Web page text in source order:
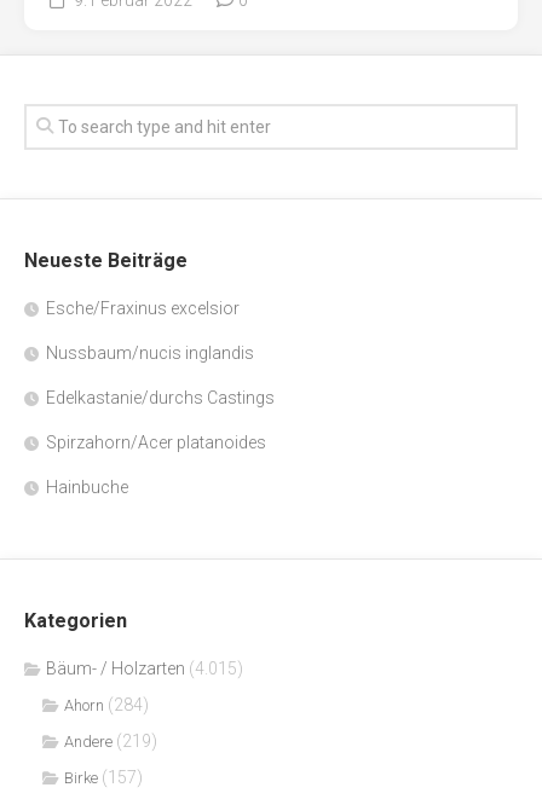
Neueste Beiträge
Esche/Fraxinus excelsior
Nussbaum/nucis inglandis
Edelkastanie/durchs Castings
Spirzahorn/Acer platanoides
Hainbuche
Kategorien
Bäum- / Holzarten (4.015)
Ahorn (284)
Andere (219)
Birke (157)